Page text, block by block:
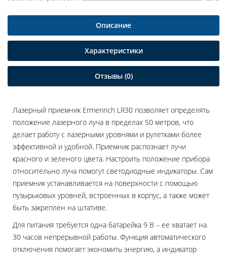
Описание
Характеристики
Отзывы (0)
Лазерный приемник Ermenrich LR30 позволяет определять
положение лазерного луча в пределах 50 метров, что
делает работу с лазерными уровнями и рулетками более
эффективной и удобной. Приемник распознает лучи
красного и зеленого цвета. Настроить положение прибора
относительно луча помогут светодиодные индикаторы. Сам
приемник устанавливается на поверхности с помощью
пузырьковых уровней, встроенных в корпус, а также может
быть закреплен на штативе.
Для питания требуется одна батарейка 9 В – ее хватает на
30 часов непрерывной работы. Функция автоматического
отключения помогает экономить энергию, а индикатор